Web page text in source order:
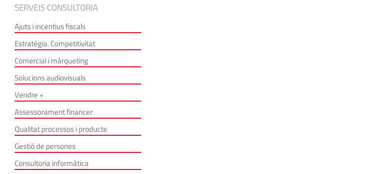
SERVEIS CONSULTORIA
Ajuts i incentius fiscals
Estratègia. Competitivitat
Comercial i màrqueting
Solucions audiovisuals
Vendre +
Assessorament financer
Qualitat processos i producte
Gestió de persones
Consultoria informàtica